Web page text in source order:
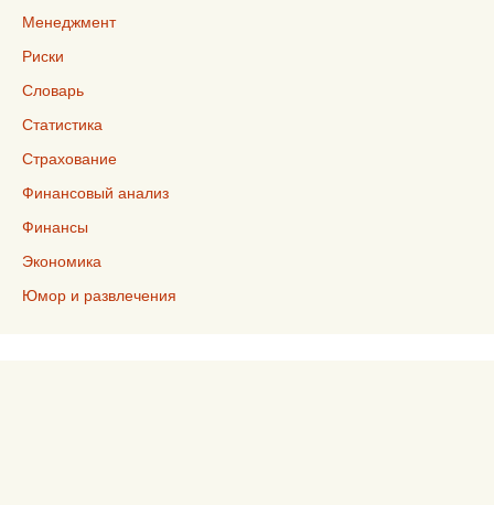
Менеджмент
Риски
Словарь
Статистика
Страхование
Финансовый анализ
Финансы
Экономика
Юмор и развлечения